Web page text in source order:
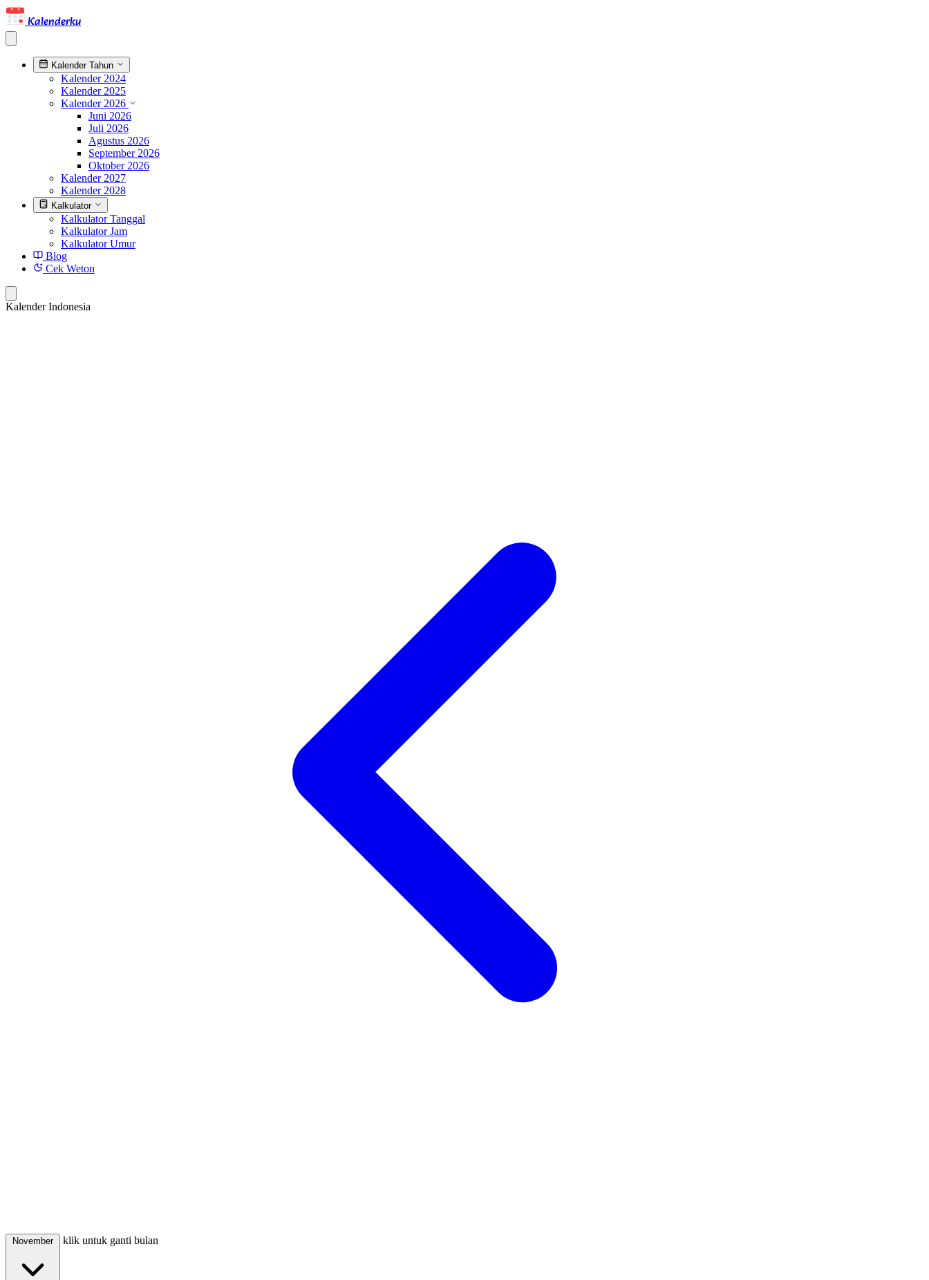
Kalenderku
Kalender Tahun
Kalender 2024
Kalender 2025
Kalender 2026
Juni 2026
Juli 2026
Agustus 2026
September 2026
Oktober 2026
Kalender 2027
Kalender 2028
Kalkulator
Kalkulator Tanggal
Kalkulator Jam
Kalkulator Umur
Blog
Cek Weton
Kalender Indonesia
November klik untuk ganti bulan